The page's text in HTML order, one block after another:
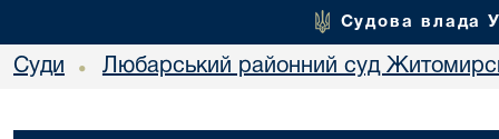
Судова влада
Суди • Любарський районний суд